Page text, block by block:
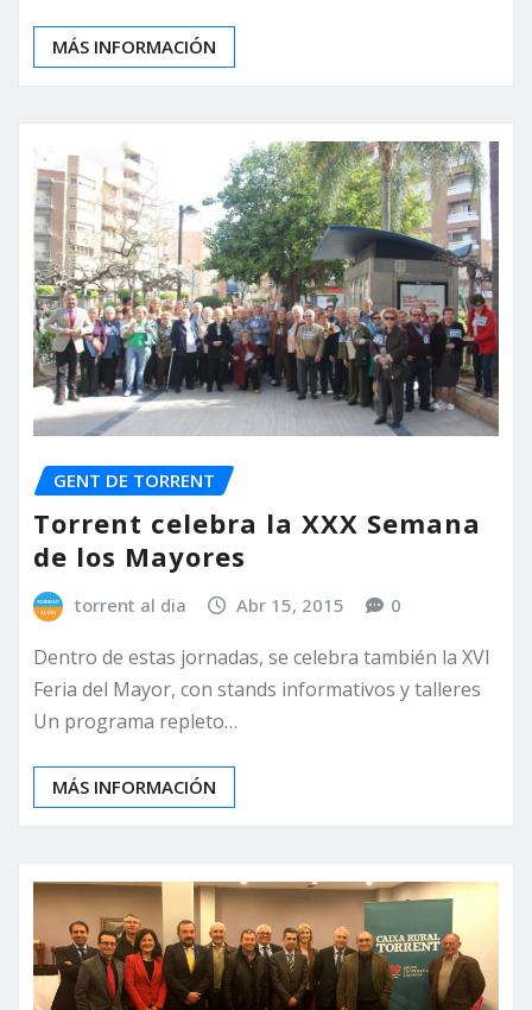
MÁS INFORMACIÓN
GENT DE TORRENT
Torrent celebra la XXX Semana
de los Mayores
torrent al dia Abr 15, 2015 0
Dentro de estas jornadas, se celebra también la XVI
Feria del Mayor, con stands informativos y talleres
Un programa repleto…
MÁS INFORMACIÓN